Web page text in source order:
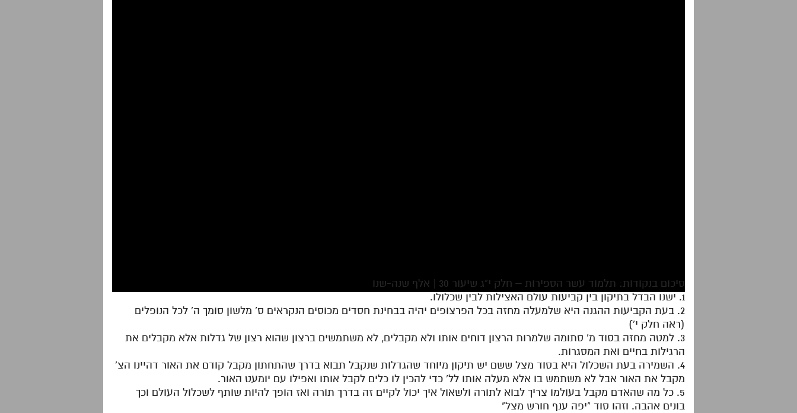
סיכום בנקודות: תלמוד עשר הספירות – חלק י"ג שיעור 30 | אלף שנה-שנו
1. ישנו הבדל בתיקון בין קביעות עולם האצילות לבין שכלולו.
2. בעת הקביעות ההגנה היא שלמעלה מחזה בכל הפרצופים יהיה בבחינת חסדים מכוסים הנקראים ס' מלשון סומך ה' לכל הנופלים
(ראה חלק י')
3. למטה מחזה בסוד מ' סתומה שלמרות הרצון דוחים אותו ולא מקבלים, לא משתמשים ברצון שהוא רצון של גדלות אלא מקבלים את
הרגילות בחיים ואת המסגרות.
4. השמירה בעת השכלול היא בסוד מצל ששם יש תיקון מיוחד שהגדלות שנקבל תבוא בדרך שהתחתון מקבל קודם את האור דהיינו הצ'
מקבל את האור אבל לא משתמש בו אלא מעלה אותו לל' כדי להכין לו כלים לקבל אותו ואפילו עם יומעט האור.
5. כל מה שהאדם מקבל בעולמו צריך לבוא לתורה ולשאול איך יכול לקיים זה בדרך תורה ואז הופך להיות שותף לשכלול העולם וכך
בונים אהבה. וזהו סוד "יפה ענף חורש מצל"